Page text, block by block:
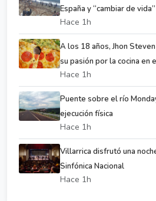
España y “cambiar de vida”
Hace 1h
A los 18 años, Jhon
su pasión por la cocina en
Hace 1h
Puente sobre el río
ejecución física
Hace 1h
Villarrica disfrutó una
Sinfónica Nacional
Hace 1h